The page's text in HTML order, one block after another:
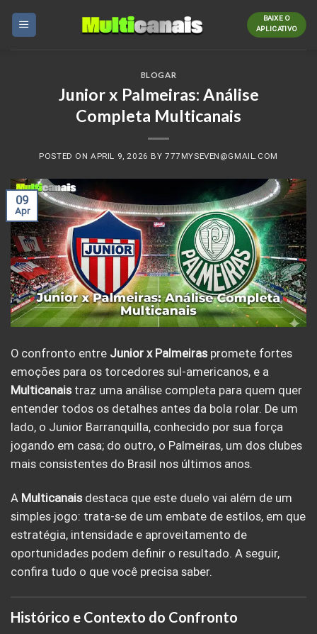
BAIXE O
APLICATIVO
BLOGAR
Junior x Palmeiras: Análise
Completa Multicanais
POSTED ONAPRIL 9, 2026 BY777MYSEVEN@GMAIL.COM
09
Apr
O confronto entre Junior x Palmeiraspromete fortes
emoções para os torcedores sul-americanos, e a
Multicanaistraz uma análise completa para quem quer
entender todos os detalhes antes da bola rolar. De um
lado, o Junior Barranquilla, conhecido por sua força
jogando em casa; do outro, o Palmeiras, um dos clubes
mais consistentes do Brasil nos últimos anos.
A Multicanaisdestaca que este duelo vai além de um
simples jogo: trata-se de um embate de estilos, em que
estratégia, intensidade e aproveitamento de
oportunidades podem definir o resultado. A seguir,
confira tudo o que você precisa saber.
Histórico e Contexto do Confronto